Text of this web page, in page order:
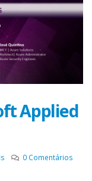
Applied
0 Comentários